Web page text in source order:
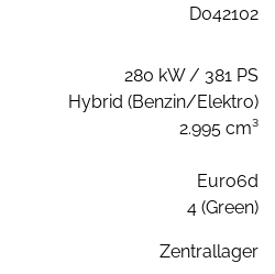
D042102
280 kW / 381 PS
Hybrid (Benzin/Elektro)
2.995 cm³
Euro6d
4 (Green)
Zentrallager